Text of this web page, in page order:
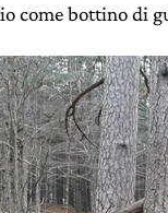
come bottino di